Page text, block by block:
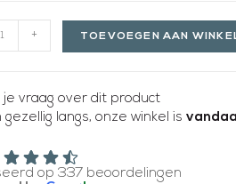
+ TOEVOEGEN AAN
je vraag over dit product
gezellig langs, onze winkel is
op 337 beoordelingen